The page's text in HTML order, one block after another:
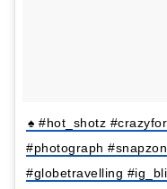
♠️ #hot_shotz
#photograph
#globetravelling